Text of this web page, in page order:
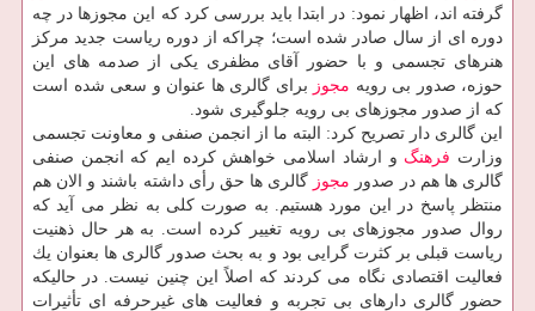
گرفته اند، اظهار نمود: در ابتدا باید بررسی كرد كه این مجوزها در چه
دوره ای از سال صادر شده است؛ چراكه از دوره ریاست جدید مركز
هنرهای تجسمی و با حضور آقای مظفری یكی از صدمه های این
حوزه، صدور بی رویه مجوز برای گالری ها عنوان و سعی شده است
كه از صدور مجوزهای بی رویه جلوگیری شود.
این گالری دار تصریح كرد: البته ما از انجمن صنفی و معاونت تجسمی
وزارت فرهنگ و ارشاد اسلامی خواهش كرده ایم كه انجمن صنفی
گالری ها هم در صدور مجوز گالری ها حق رأی داشته باشند و الان هم
منتظر پاسخ در این مورد هستیم. به صورت كلی به نظر می آید كه
روال صدور مجوزهای بی رویه تغییر كرده است. به هر حال ذهنیت
ریاست قبلی بر كثرت گرایی بود و به بحث صدور گالری ها بعنوان یك
فعالیت اقتصادی نگاه می كردند كه اصلاً این چنین نیست. در حالیكه
حضور گالری دارهای بی تجربه و فعالیت های غیرحرفه ای تأثیرات